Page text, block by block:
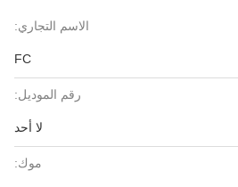
الاسم التجاري:
FC
رقم الموديل:
لا أحد
موك: